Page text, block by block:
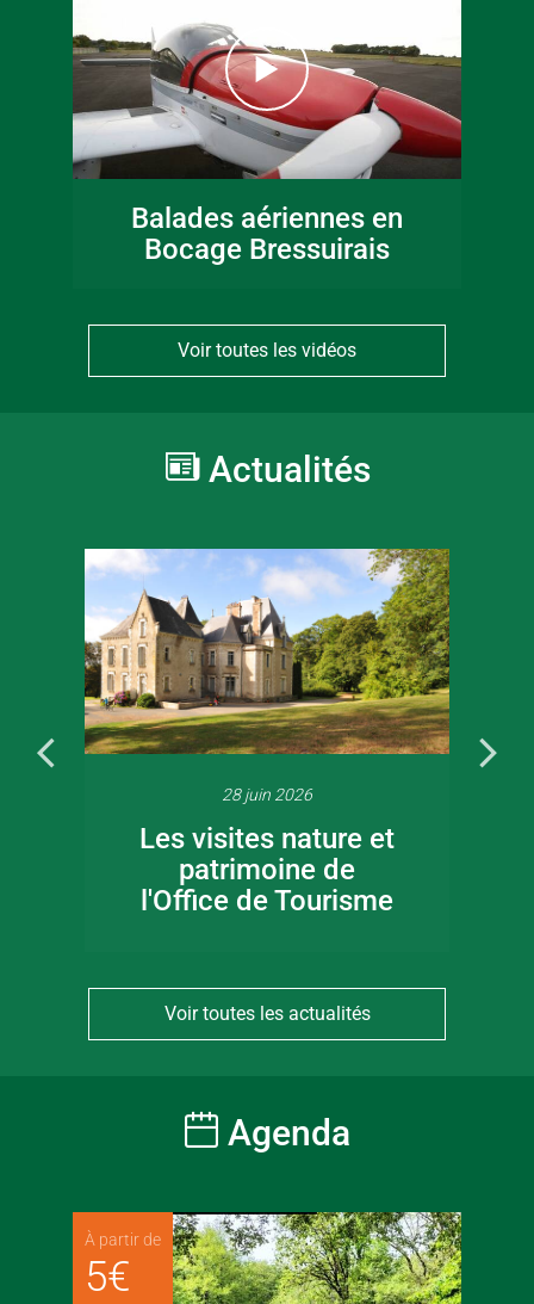
Balades aériennes en
Bocage Bressuirais
Voir toutes les vidéos
Actualités
28 juin 2026
Les visites nature et
patrimoine de
l'Office de Tourisme
Voir toutes les actualités
Agenda
À partir de
5€